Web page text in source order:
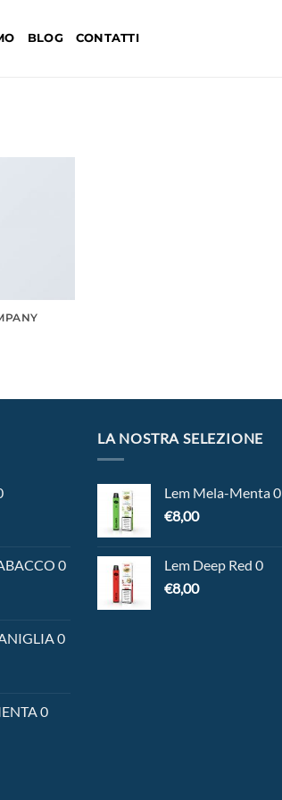
BLOG CONTATTI
0
0
0
LA NOSTRA SELEZIONE
Lem Mela-Menta 0
€8,00
Lem Deep Red 0
€8,00